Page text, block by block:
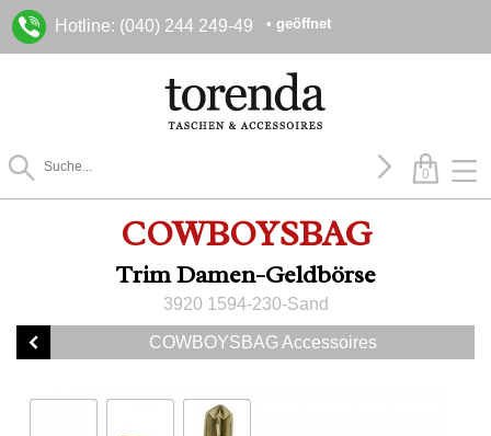
Hotline: (040) 244 249-49 • geöffnet
0
COWBOYSBAG
Trim Damen-Geldbörse
3920 1594-230-Sand
COWBOYSBAG Accessoires